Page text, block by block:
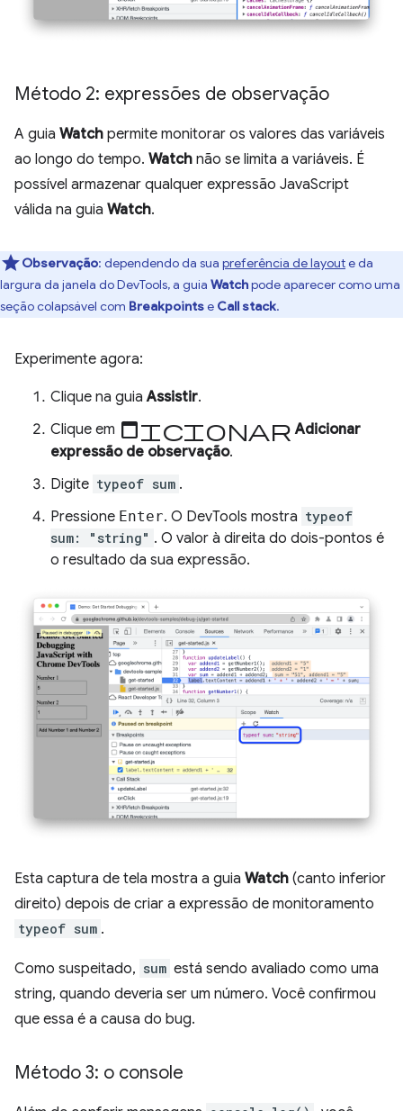
Método 2: expressões de observação
A guia Watch permite monitorar os valores das variáveis
ao longo do tempo. Watch não se limita a variáveis. É
possível armazenar qualquer expressão JavaScript
válida na guia Watch.
Observação: dependendo da sua preferência de layoute da
largura da janela do DevTools, a guia Watchpode aparecer como uma
seção colapsável com Breakpointse Call stack.
Experimente agora:
Clique na guiaAssistir.
Clique em adicionar Adicionar
expressão de observação.
Digite typeof sum .
Pressione Enter. O DevTools mostra typeof
sum: "string" . O valor à direita do dois-pontos é
o resultado da sua expressão.
Esta captura de tela mostra a guia Watch (canto inferior
direito) depois de criar a expressão de monitoramento
typeof sum .
Como suspeitado, sum está sendo avaliado como uma
string, quando deveria ser um número. Você confirmou
que essa é a causa do bug.
Método 3: o console